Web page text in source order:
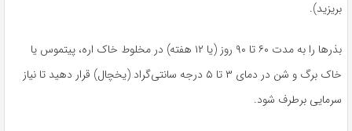
بریزید).
بذرها را به مدت ۶۰ تا ۹۰ روز (یا ۱۲ هفته) در مخلوط خاک اره، پیتموس یا
خاک برگ و شن در دمای ۳ تا ۵ درجه سانتی‌گراد (یخچال) قرار دهید تا نیاز
سرمایی برطرف شود.